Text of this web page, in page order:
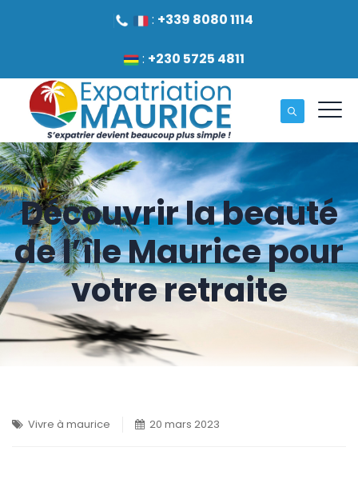
: +339 8080 1114
: +230 5725 4811
Découvrir la beauté
de l’île Maurice pour
votre retraite
Vivre à maurice 20 mars 2023